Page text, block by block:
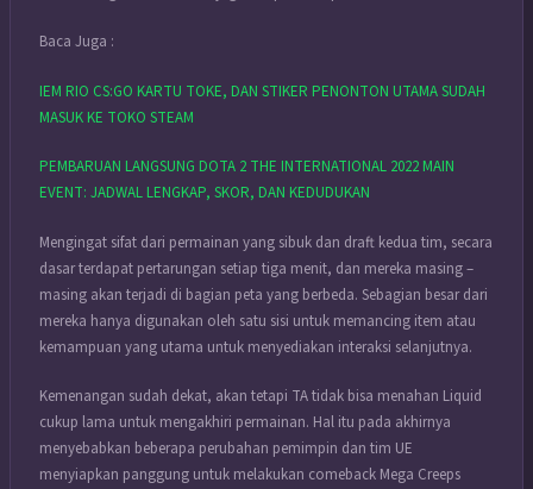
Baca Juga :
IEM RIO CS:GO KARTU TOKE, DAN STIKER PENONTON UTAMA SUDAH
MASUK KE TOKO STEAM
PEMBARUAN LANGSUNG DOTA 2 THE INTERNATIONAL 2022 MAIN
EVENT: JADWAL LENGKAP, SKOR, DAN KEDUDUKAN
Mengingat sifat dari permainan yang sibuk dan draft kedua tim, secara
dasar terdapat pertarungan setiap tiga menit, dan mereka masing –
masing akan terjadi di bagian peta yang berbeda. Sebagian besar dari
mereka hanya digunakan oleh satu sisi untuk memancing item atau
kemampuan yang utama untuk menyediakan interaksi selanjutnya.
Kemenangan sudah dekat, akan tetapi TA tidak bisa menahan Liquid
cukup lama untuk mengakhiri permainan. Hal itu pada akhirnya
menyebabkan beberapa perubahan pemimpin dan tim UE
menyiapkan panggung untuk melakukan comeback Mega Creeps